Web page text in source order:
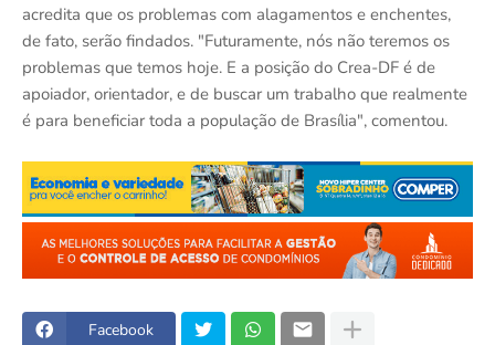
acredita que os problemas com alagamentos e enchentes,
de fato, serão findados. "Futuramente, nós não teremos os
problemas que temos hoje. E a posição do Crea-DF é de
apoiador, orientador, e de buscar um trabalho que realmente
é para beneficiar toda a população de Brasília", comentou.
Facebook